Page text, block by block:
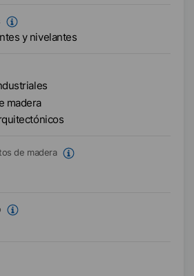
y nivelantes
madera
de madera